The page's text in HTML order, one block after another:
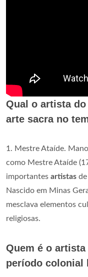
Qual o artista
arte sacra no
1. Mestre Ataíde.
como Mestre Ataíde
importantes artistas de
Nascido em Minas
mesclava elementos
religiosas.
Quem é o
período colonial